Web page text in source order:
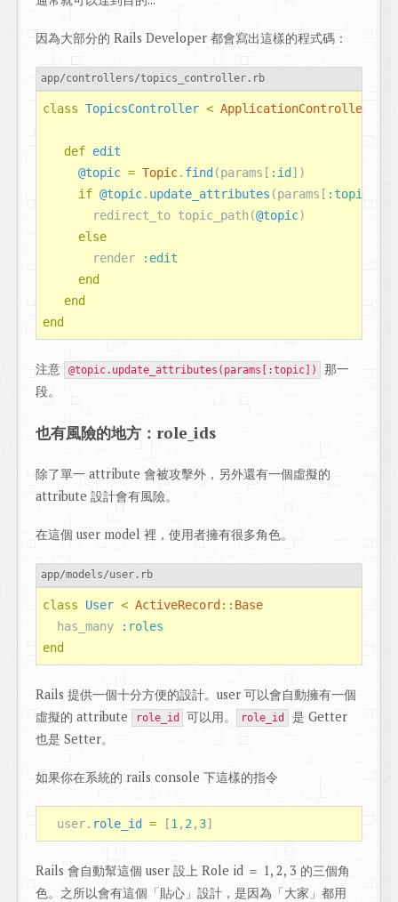
因為大部分的 Rails Developer 都會寫出這樣的程式碼：
app/controllers/topics_controller.rb
class TopicsController < ApplicationController
def edit
@topic = Topic. find (params [ :id ])
if @topic. update_attributes (params [ :topic
redirect_to topic_path (@topic)
else
render
:edit
end
end
end
注意 @topic.update_attributes(params[:topic])
那一
段。
也有風險的地方：role_ids
除了單一 attribute 會被攻擊外，另外還有一個虛擬的
attribute 設計會有風險。
在這個 user model 裡，使用者擁有很多角色。
app/models/user.rb
class User < ActiveRecord :: Base
has_many
:roles
end
Rails 提供一個十分方便的設計。user 可以會自動擁有一個
虛擬的 attribute
role_id 可以用。 role_id
是 Getter
也是 Setter。
如果你在系統的 rails console 下這樣的指令
user. role_id = [1 , 2 , 3]
Rails 會自動幫這個 user 設上 Role id ＝ 1, 2, 3 的三個角
色。之所以會有這個「貼心」設計，是因為「大家」都用